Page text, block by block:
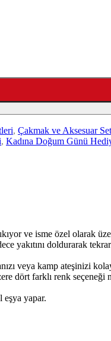
, Çakmak ve Aksesuar
, Kadına Doğum Günü
ve isme özel olarak
yakıtını doldurarak
veya kamp ateşinizi
dört farklı renk seçeneği
eşya yapar.